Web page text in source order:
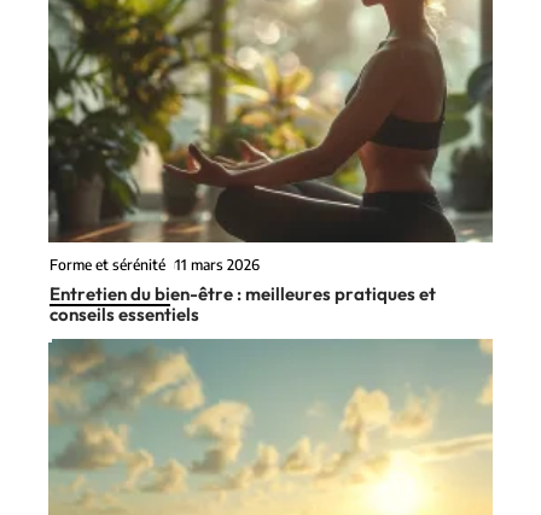
Forme et sérénité 11 mars 2026
Entretien du bien-être : meilleures pratiques et
conseils essentiels